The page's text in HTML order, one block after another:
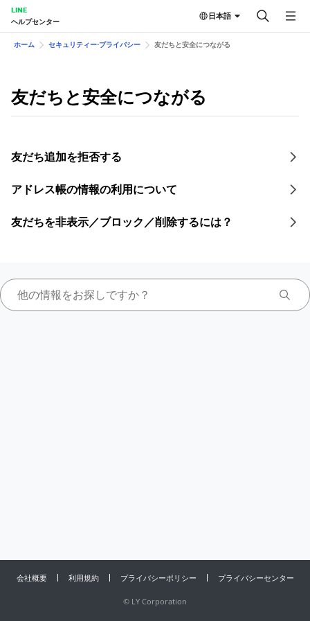
LINE
ヘルプセンター
日本語
ホーム セキュリティー⋅プライバシー 友だちと安全につながる
友だちと安全につながる
友だち追加を拒否する
アドレス帳の情報の利用について
友だちを非表示／ブロック／削除するには？
会社概要 利用規約 プライバシーポリシー プライバシーセンター
© LY Corporation